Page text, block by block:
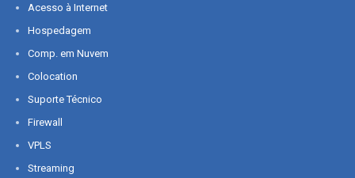
Acesso à Internet
Hospedagem
Comp. em Nuvem
Colocation
Suporte Técnico
Firewall
VPLS
Streaming